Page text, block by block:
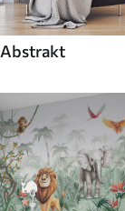
Abstrakt